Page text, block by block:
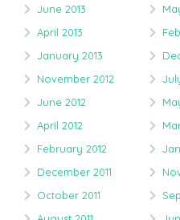
June 2013
April 2013
January 2013
November 2012
June 2012
April 2012
February 2012
December 2011
October 2011